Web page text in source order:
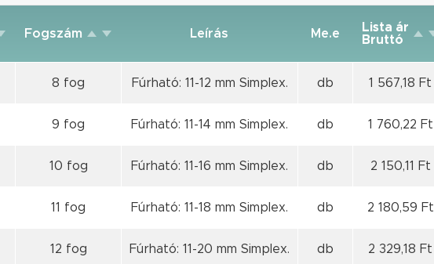
Fogszám Leírás Me.e
Lista ár
Bruttó
8 fog Fúrható: 11-12 mm Simplex. db 1 567,18 Ft
9 fog Fúrható: 11-14 mm Simplex. db 1 760,22 Ft
10 fog Fúrható: 11-16 mm Simplex. db 2 150,11 Ft
11 fog Fúrható: 11-18 mm Simplex. db 2 180,59 Ft
12 fog Fúrható: 11-20 mm Simplex. db 2 329,18 Ft